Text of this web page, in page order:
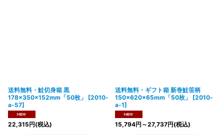
送料無料・鮭切身箱 黒
178×350×152mm「50枚」
[2010-
a-57]
22,315円(税込)
送料無料・ギフト箱 新巻鮭笹柄
150×620×65mm「50枚」
[2010-
a-1]
15,794円 ～27,737円(税込)